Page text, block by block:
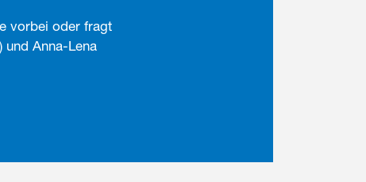
vorbei oder fragt
und Anna-Lena